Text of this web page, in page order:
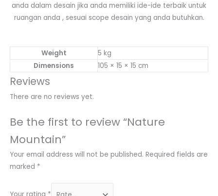
anda dalam desain jika anda memiliki ide-ide terbaik untuk
ruangan anda , sesuai scope desain yang anda butuhkan.
Weight
5 kg
Dimensions
105 × 15 × 15 cm
Reviews
There are no reviews yet.
Be the first to review “Nature
Mountain”
Your email address will not be published. Required fields are
marked *